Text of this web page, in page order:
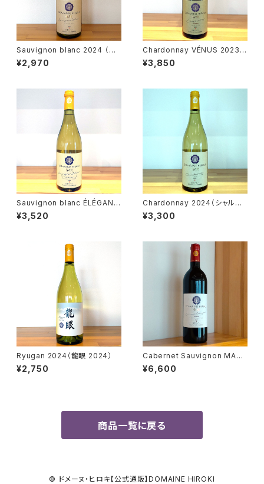
Sauvignon blanc 2024 （ソ
ーヴィニヨン・ブラン 2024）
¥2,970
Chardonnay VÉNUS 2023
（シャルドネ・ヴェニュス 2023）
¥3,850
Sauvignon blanc ÉLÉGANT
2024 （ソーヴィニヨン・ブラン・
エレガント 2024）
¥3,520
Chardonnay 2024（シャルド
ネ 2024）
¥3,300
Ryugan 2024（龍眼 2024）
¥2,750
Cabernet Sauvignon MARS
2021 （カベルネ・ソーヴィニヨン
マルス 2021）
¥6,600
商品一覧に戻る
© ドメーヌ・ヒロキ【公式通販】DOMAINE HIROKI